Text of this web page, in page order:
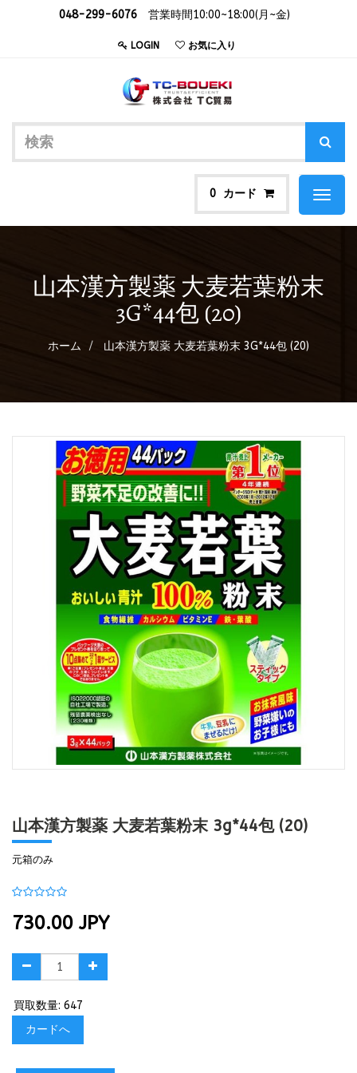
048-299-6076 営業時間10:00~18:00(月~金)
LOGIN お気に入り
0 カード
Toggle
山本漢方製薬 大麦若葉粉末
3G*44包 (20)
ホーム 山本漢方製薬 大麦若葉粉末 3G*44包 (20)
山本漢方製薬 大麦若葉粉末 3g*44包 (20)
元箱のみ
730.00 JPY
買取数量: 647
カードへ